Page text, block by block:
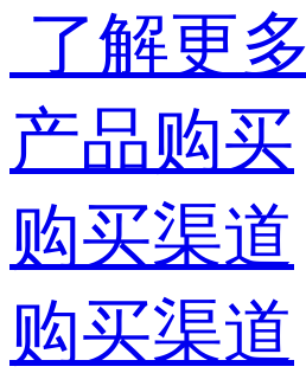
了解更多
产品购买
购买渠道
购买渠道